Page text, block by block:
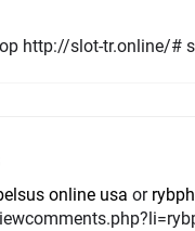
http://slot-tr.online/#
online usa or